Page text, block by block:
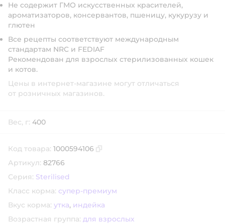
Не содержит ГМО искусственных красителей,
ароматизаторов, консервантов, пшеницу, кукурузу и
глютен
Все рецепты соответствуют международным
стандартам NRC и FEDIAF
Рекомендован для взрослых стерилизованных кошек
и котов.
Цены в интернет-магазине могут отличаться
от розничных магазинов.
Вес, г: 400
Код товара: 1000594106
Артикул: 82766
Серия: Sterilised
Класс корма: супер-премиум
Вкус корма: утка, индейка
Возрастная группа: для взрослых